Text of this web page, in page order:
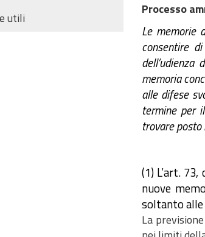
utili
Processo
Le memorie
consentire
memoria
alle difese
termine per
trovare posto
(1) L’art.
nuove
soltanto alle
La